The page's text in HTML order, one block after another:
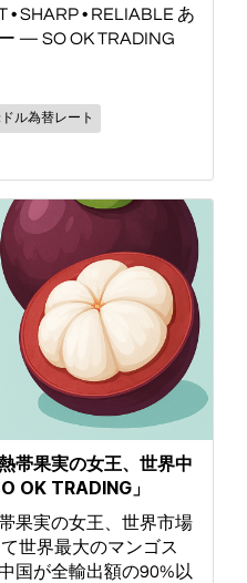
SHARP • RELIABLE あ
— SO OK TRADING
ル為替レート
帯果実の女王、世界中
OK TRADING」
果実の女王、世界市場
世界最大のマンゴス
国が全輸出額の90%以